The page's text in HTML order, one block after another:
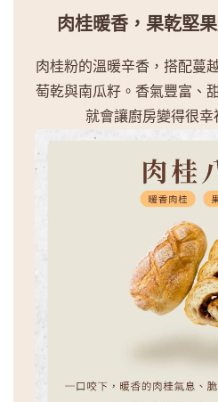
肉桂暖香，果乾堅
肉桂粉的溫暖辛香，搭配蔓
萄乾與南瓜籽。香氣豐富、
就會讓廚房變得很幸